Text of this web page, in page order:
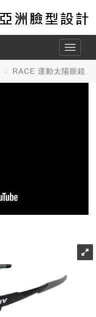
Toggle
RACE 運動太陽眼鏡